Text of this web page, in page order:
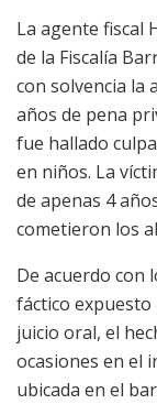
La agente fiscal
de la Fiscalía
con solvencia la
años de pena
fue hallado
en niños. La
de apenas 4
cometieron los
De acuerdo con
fáctico
juicio oral, el
ocasiones en el
ubicada en el